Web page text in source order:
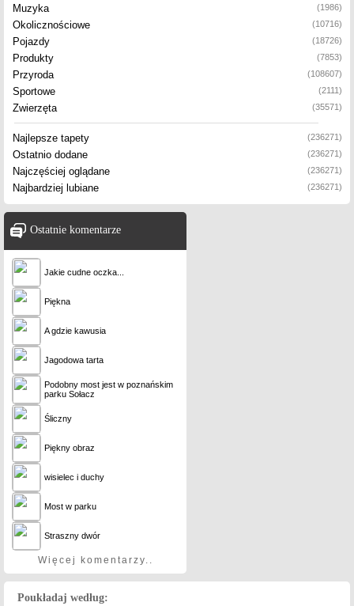
Muzyka (1986)
Okolicznościowe (10716)
Pojazdy (18726)
Produkty (7853)
Przyroda (108607)
Sportowe (2111)
Zwierzęta (35571)
Najlepsze tapety (236271)
Ostatnio dodane (236271)
Najczęściej oglądane (236271)
Najbardziej lubiane (236271)
Ostatnie komentarze
Jakie cudne oczka...
Piękna
A gdzie kawusia
Jagodowa tarta
Podobny most jest w poznańskim
parku Sołacz
Śliczny
Piękny obraz
wisielec i duchy
Most w parku
Straszny dwór
Więcej komentarzy..
Poukładaj według: